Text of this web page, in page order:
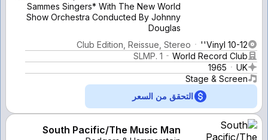
Sammes Singers* With The New World
Show Orchestra Conducted By Johnny
Douglas
Vinyl 10-12''
Club Edition, Reissue, Stereo
World Record Club
SLMP. 1
UK
1965
Stage & Screen
التحقق من السعر
South Pacific/The Music Man